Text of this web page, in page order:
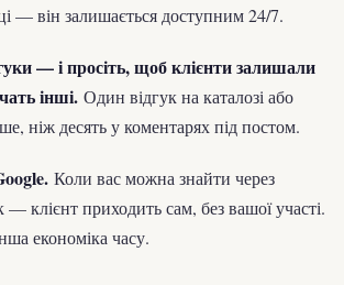
— він залишається доступним 24/7.
— і просіть, щоб клієнти залишали
інші. Один відгук на каталозі або
ніж десять у коментарях під постом.
Коли вас можна знайти через
клієнт приходить сам, без вашої участі.
економіка часу.